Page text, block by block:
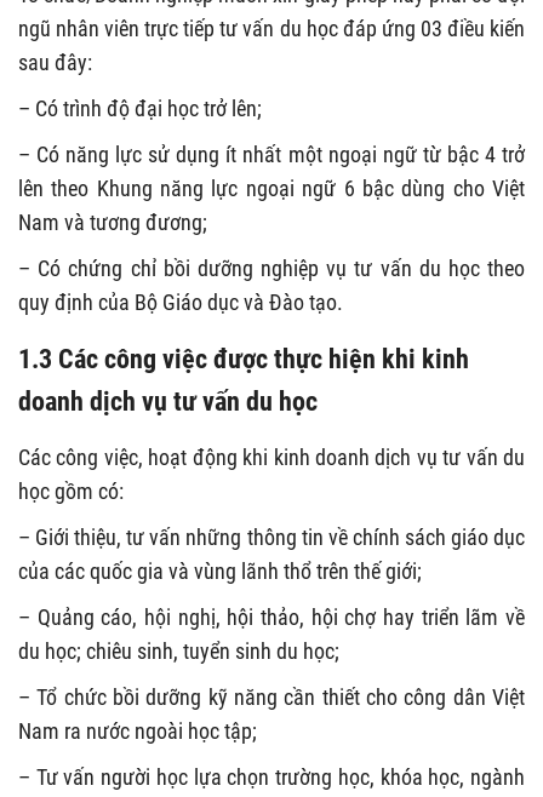
ngũ nhân viên trực tiếp tư vấn du học đáp ứng 03 điều kiến
sau đây:
– Có trình độ đại học trở lên;
– Có năng lực sử dụng ít nhất một ngoại ngữ từ bậc 4 trở
lên theo Khung năng lực ngoại ngữ 6 bậc dùng cho Việt
Nam và tương đương;
– Có chứng chỉ bồi dưỡng nghiệp vụ tư vấn du học theo
quy định của Bộ Giáo dục và Đào tạo.
1.3 Các công việc được thực hiện khi kinh
doanh dịch vụ tư vấn du học
Các công việc, hoạt động khi kinh doanh dịch vụ tư vấn du
học gồm có:
– Giới thiệu, tư vấn những thông tin về chính sách giáo dục
của các quốc gia và vùng lãnh thổ trên thế giới;
– Quảng cáo, hội nghị, hội thảo, hội chợ hay triển lãm về
du học; chiêu sinh, tuyển sinh du học;
– Tổ chức bồi dưỡng kỹ năng cần thiết cho công dân Việt
Nam ra nước ngoài học tập;
– Tư vấn người học lựa chọn trường học, khóa học, ngành